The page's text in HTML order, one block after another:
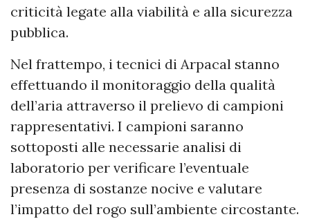
criticità legate alla viabilità e alla sicurezza
pubblica.
Nel frattempo, i tecnici di Arpacal stanno
effettuando il monitoraggio della qualità
dell’aria attraverso il prelievo di campioni
rappresentativi. I campioni saranno
sottoposti alle necessarie analisi di
laboratorio per verificare l’eventuale
presenza di sostanze nocive e valutare
l’impatto del rogo sull’ambiente circostante.